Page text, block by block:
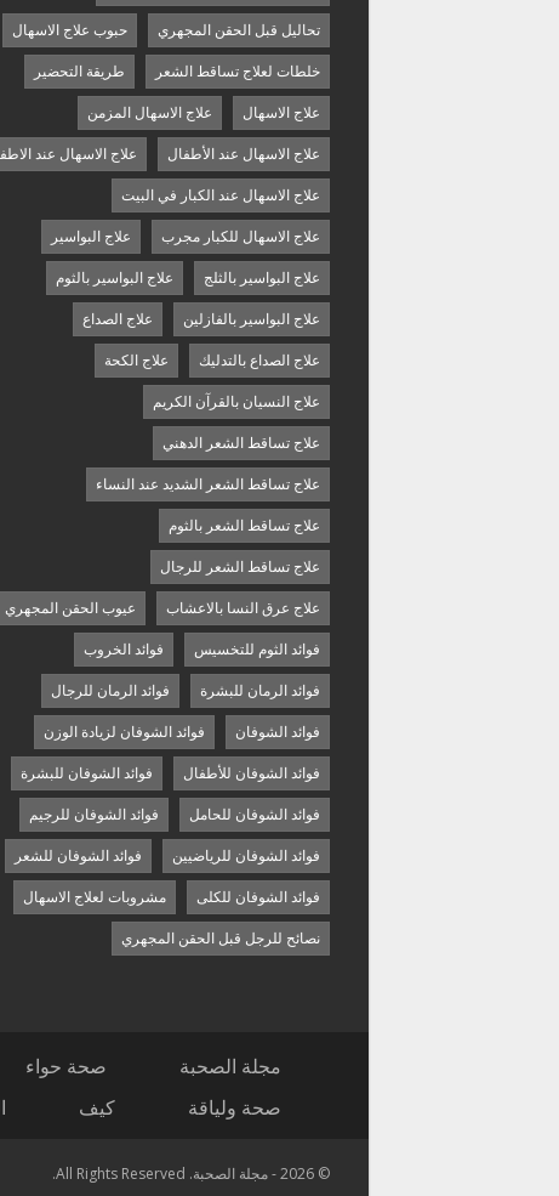
تحاليل قبل الحقن المجهري حبوب علاج الاسهال
خلطات لعلاج تساقط الشعر طريقة التحضير
علاج الاسهال علاج الاسهال المزمن
علاج الاسهال عند الأطفال علاج الاسهال عند
علاج الاسهال عند الكبار في البيت
علاج الاسهال للكبار مجرب علاج البواسير
علاج البواسير بالثلج علاج البواسير بالثوم
علاج البواسير بالفازلين علاج الصداع
علاج الصداع بالتدليك علاج الكحة
علاج النسيان بالقرآن الكريم
علاج تساقط الشعر الدهني
علاج تساقط الشعر الشديد عند النساء
علاج تساقط الشعر بالثوم
علاج تساقط الشعر للرجال
علاج عرق النسا بالاعشاب عيوب الحقن المجهري
فوائد الثوم للتخسيس فوائد الخروب
فوائد الرمان للبشرة فوائد الرمان للرجال
فوائد الشوفان فوائد الشوفان لزيادة الوزن
فوائد الشوفان للأطفال فوائد الشوفان للبشرة
فوائد الشوفان للحامل فوائد الشوفان للرجيم
فوائد الشوفان للرياضيين فوائد الشوفان للشعر
فوائد الشوفان للكلى مشروبات لعلاج الاسهال
نصائح للرجل قبل الحقن المجهري
مجلة الصحبة صحة حواء
صحة ولياقة
كيف
© 2026 - مجلة الصحبة. All Rights Reserved.